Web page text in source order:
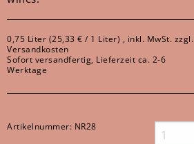
0,75 Liter (25,33 € / 1 Liter) , inkl. MwSt. zzgl.
Versandkosten
Sofort versandfertig, Lieferzeit ca. 2-6
Werktage
Artikelnummer: NR28